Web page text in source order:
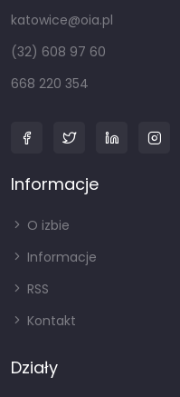
katowice@oia.pl
(32) 608 97 60
668 220 354
Informacje
O izbie
Informacje
RSS
Kontakt
Działy